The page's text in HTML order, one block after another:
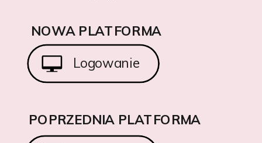
Logowanie
NOWA PLATFORMA
POPRZEDNIA PLATFORMA